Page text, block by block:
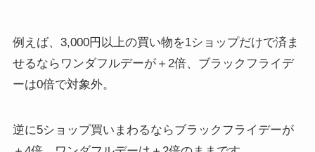
例えば、3,000円以上の買い物を1ショップだけで済ま
せるならワンダフルデーが＋2倍、ブラックフライデ
ーは0倍で対象外。
逆に5ショップ買いまわるならブラックフライデーが